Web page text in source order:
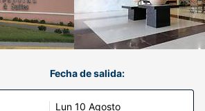
Fecha de salida:
Lun 10 Agosto